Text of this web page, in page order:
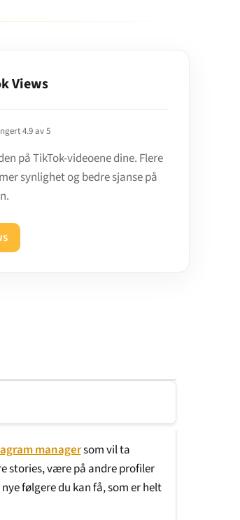
Views
4.9 av 5
på TikTok-videoene dine. Flere
synlighet og bedre sjanse på
managersom vil ta
stories, være på andre profiler
følgere du kan få, som er helt